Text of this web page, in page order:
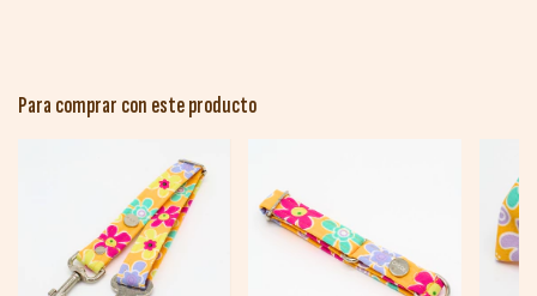
Para comprar con este producto